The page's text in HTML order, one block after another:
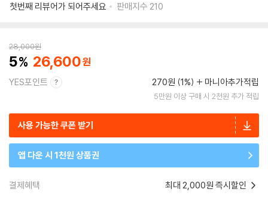
첫번째 리뷰어가 되어주세요
판매지수 210
28,000원
5 26,600
YES포인트 270원 (1%) 마니아추가적립
5만원 이상 구매 시 2천원 추가 적립
사용 가능한 쿠폰 받기
앱 다운 시 1천원 상품권
결제혜택 최대 2,000원 즉시할인